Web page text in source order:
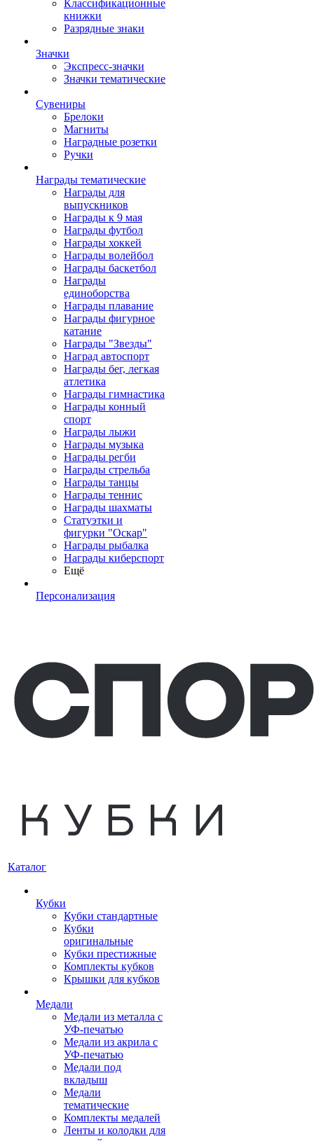
Классификационные
книжки
Разрядные знаки
Значки
Экспресс-значки
Значки тематические
Сувениры
Брелоки
Магниты
Наградные розетки
Ручки
Награды тематические
Награды для
выпускников
Награды к 9 мая
Награды футбол
Награды хоккей
Награды волейбол
Награды баскетбол
Награды
единоборства
Награды плавание
Награды фигурное
катание
Награды "Звезды"
Наград автоспорт
Награды бег, легкая
атлетика
Награды гимнастика
Награды конный
спорт
Награды лыжи
Награды музыка
Награды регби
Награды стрельба
Награды танцы
Награды теннис
Награды шахматы
Статуэтки и
фигурки "Оскар"
Награды рыбалка
Награды киберспорт
Ещё
Персонализация
Каталог
Кубки
Кубки стандартные
Кубки
оригинальные
Кубки престижные
Комплекты кубков
Крышки для кубков
Медали
Медали из металла с
УФ-печатью
Медали из акрила с
УФ-печатью
Медали под
вкладыш
Медали
тематические
Комплекты медалей
Ленты и колодки для